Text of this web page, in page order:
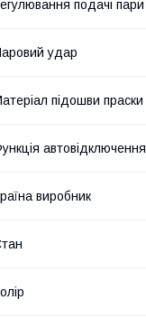
подачі пари
удар
підошви праски
автовідключення
виробник